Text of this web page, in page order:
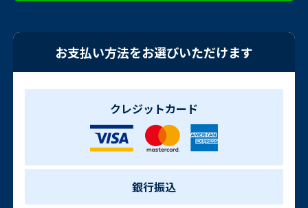
お支払い方法をお選びいただけます
クレジットカード
銀行振込